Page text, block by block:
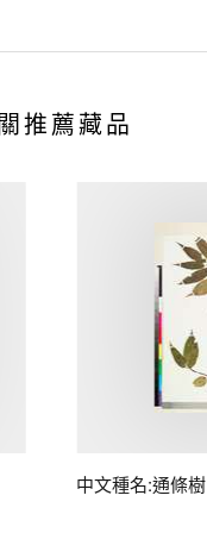
推薦藏品
中文種名:通條樹